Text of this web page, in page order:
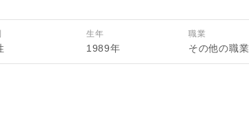
生年
1989年
職業
その他の職業